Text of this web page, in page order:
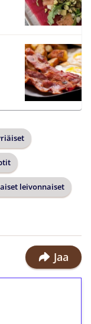
leivonnaiset
Jaa